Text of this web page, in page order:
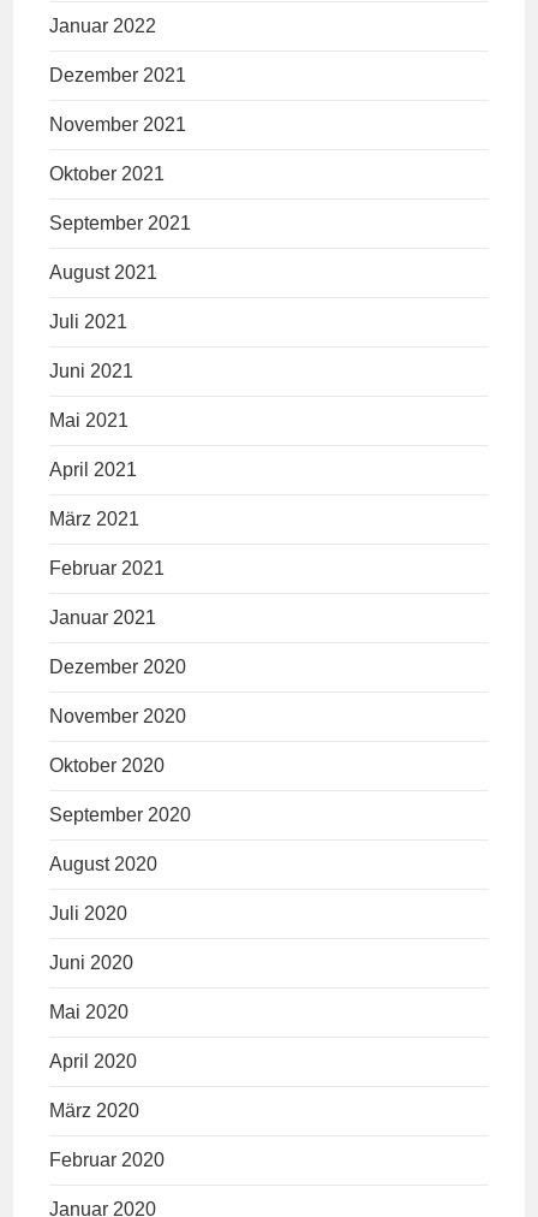
Januar 2022
Dezember 2021
November 2021
Oktober 2021
September 2021
August 2021
Juli 2021
Juni 2021
Mai 2021
April 2021
März 2021
Februar 2021
Januar 2021
Dezember 2020
November 2020
Oktober 2020
September 2020
August 2020
Juli 2020
Juni 2020
Mai 2020
April 2020
März 2020
Februar 2020
Januar 2020